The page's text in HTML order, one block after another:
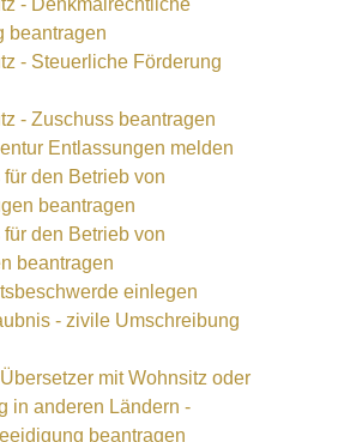
- Denkmalrechtliche
beantragen
- Steuerliche Förderung
- Zuschuss beantragen
Entlassungen melden
den Betrieb von
beantragen
den Betrieb von
beantragen
einlegen
- zivile Umschreibung
mit Wohnsitz oder
in anderen Ländern -
beantragen